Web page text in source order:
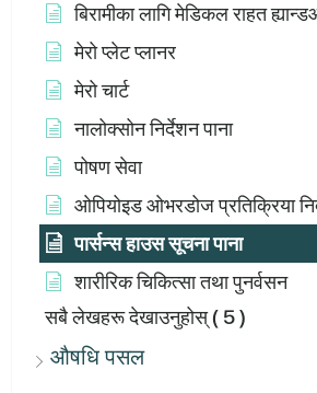
बिरामीका लागि मेडिकल राहत
मेरो प्लेट प्लानर
मेरो चार्ट
नालोक्सोन निर्देशन पाना
पोषण सेवा
ओपियोइड ओभरडोज प्रतिक्रिया
पार्सन्स हाउस सूचना पाना
शारीरिक चिकित्सा तथा पुनर्वसन
सबै लेखहरू देखाउनुहोस्( 5 )
औषधि पसल